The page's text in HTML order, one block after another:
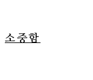
소중함